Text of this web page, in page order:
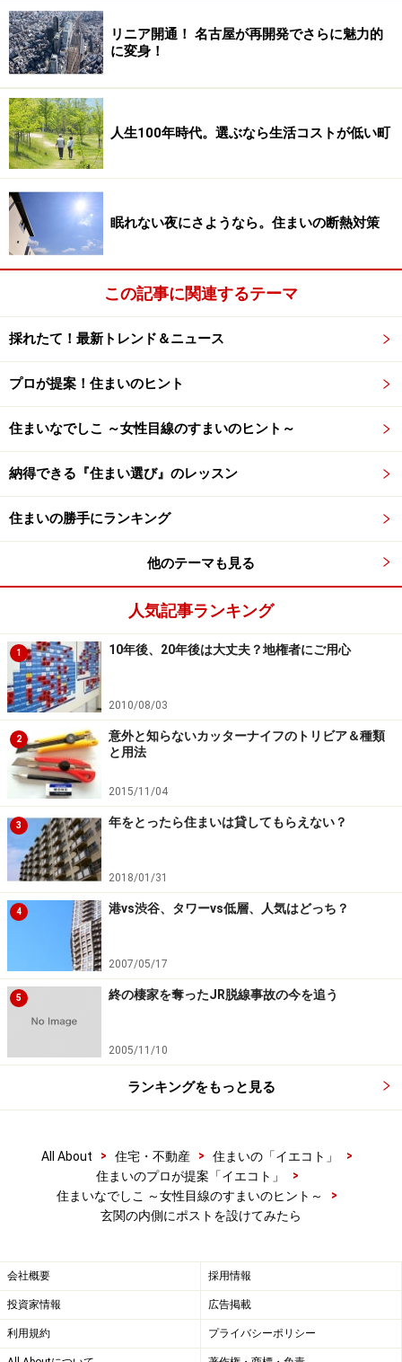
して言えば、外に設けるか、建物の内側に受け箱を設け
るかで、プランニングにも影響するからだ。内側に設け
る場合は、ポスト口を外壁に組み込むことになる。外壁
のどこに設けるかは、間取りや道路からのアプローチな
どにも関わってくる。内側に設置したい場合は、特に早
めの検討が大切だろう。
設置する場所も慎重に
内側に設置するケースで多くみられるのは玄関まわりだ
チンなどにプランニングしてもいいだろう。いずれの場
合もポスト口だけでなく、郵便物が入る（落ちる）部分
しても。玄関収納の中の棚に落ちるようにするプランな
ども考えられるだろう。
また、外壁にポスト口を設けた場合、敷地内、建物本体
近くまで、外部の人が入ることになる。防犯面での不安
なく、敷地や周辺環境も考慮してプランニングすること
内側にポストを設けた理由
わが家の場合は、玄関の内側にポストを設けた理由は、
まず、予算かな。もともと私道に面した敷地なので、オ
ープンなエクステリアが希望。かしこまった門扉もフェ
ンスも取り付ける予定がなかったので、外にポストを設
けるなら、単体のものか照明や表札と組み合わせたもの
を選ぶか、造ることに。悩んでいたら、「選ぶものにも
よるけれど、建物本体に組み込んでしまう方が、予算が
かからないかも」という建築家のKさんからアドバイス
もあり、即決。
もちろん、パジャマのままでも朝刊をとることができる
こと、雨の日でも寒い日でも外に出なくてすむことが魅
力的だったことも事実。不審者にポストを覗かれたり、
郵便物が盗まれる不安もないし、広い敷地ではないの
で、郵便屋さんや新聞屋さんにも、そんなに面倒をかけ
なくてすむかな、とも。
で、玄関ドア脇にポスト口を設けて、内側には木製の受
っと大きめだけど、使い勝手は大満足。それに、狭い家
とはいえ、玄関から一番遠い寝室でちゃんと寝ていれ
ば、朝刊の音は全然気にならないしね。
【関連記事】
建築家に依頼して建てた 小さな家での暮らしのエッセ
イ
<空間づくり〉
リニア開通！ 名古屋が再開発でさらに魅力的
に変身！
人生100年時代。選ぶなら生活コストが低い町
眠れない夜にさようなら。住まいの断熱対策
この記事に関連するテーマ
採れたて！最新トレンド＆ニュース
プロが提案！住まいのヒント
住まいなでしこ ～女性目線のすまいのヒント～
納得できる『住まい選び』のレッスン
住まいの勝手にランキング
他のテーマも見る
人気記事ランキング
1 10年後、20年後は大丈夫？地権者にご用心
2010/08/03
2
意外と知らないカッターナイフのトリビア＆種類
と用法
2015/11/04
3 年をとったら住まいは貸してもらえない？
2018/01/31
4 港vs渋谷、タワーvs低層、人気はどっち？
2007/05/17
5 終の棲家を奪ったJR脱線事故の今を追う
2005/11/10
ランキングをもっと見る
All About > 住宅・不動産 > 住まいの「イエコト」
>
住まいのプロが提案「イエコト」
>
住まいなでしこ ～女性目線のすまいのヒント～
>
玄関の内側にポストを設けてみたら
会社概要 採用情報
投資家情報 広告掲載
利用規約 プライバシーポリシー